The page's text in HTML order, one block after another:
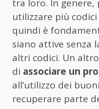
tra loro. In genere,
utilizzare più
quindi è
siano attive senza
altri codici. Un
di associare un
all’utilizzo dei
recuperare parte